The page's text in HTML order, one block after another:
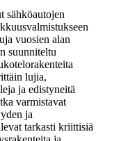
sähköautojen
vuosien alan
suunniteltu
lujia,
ja edistyneitä
varmistavat
ja
tarkasti kriittisiä